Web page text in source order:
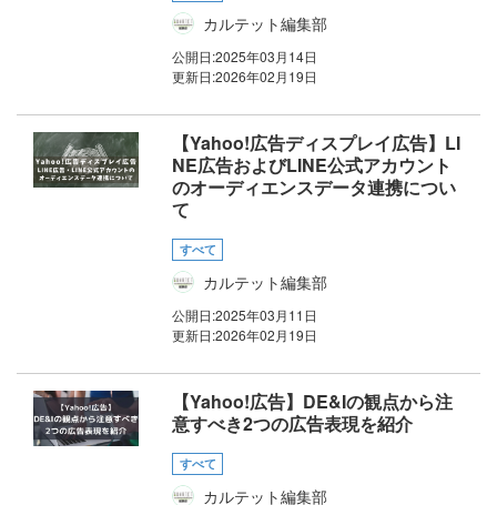
カルテット編集部
公開日:2025年03月14日
更新日:2026年02月19日
【Yahoo!広告ディスプレイ広告】LI
NE広告およびLINE公式アカウント
のオーディエンスデータ連携につい
て
すべて
カルテット編集部
公開日:2025年03月11日
更新日:2026年02月19日
【Yahoo!広告】DE&Iの観点から注
意すべき2つの広告表現を紹介
すべて
カルテット編集部